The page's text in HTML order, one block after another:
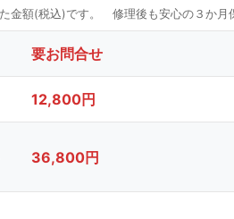
要お問合せ
12,800円
36,800円